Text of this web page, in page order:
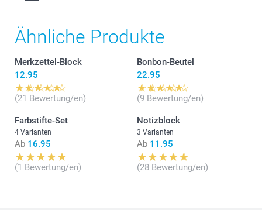
Ähnliche Produkte
Merkzettel-Block
12.95
(21 Bewertung/en)
Bonbon-Beutel
22.95
(9 Bewertung/en)
Farbstifte-Set
4 Varianten
Ab 16.95
(1 Bewertung/en)
Notizblock
3 Varianten
Ab 11.95
(28 Bewertung/en)